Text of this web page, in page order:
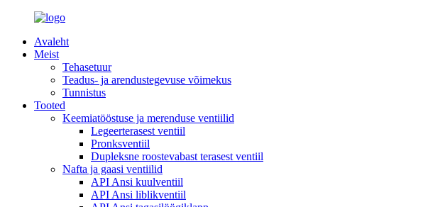
Avaleht
Meist
Tehasetuur
Teadus- ja arendustegevuse võimekus
Tunnistus
Tooted
Keemiatööstuse ja merenduse ventiilid
Legeerterasest ventiil
Pronksventiil
Dupleksne roostevabast terasest ventiil
Nafta ja gaasi ventiilid
API Ansi kuulventiil
API Ansi liblikventiil